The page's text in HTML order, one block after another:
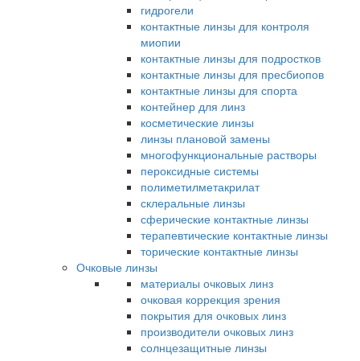
гидрогели
контактные линзы для контроля
миопии
контактные линзы для подростков
контактные линзы для пресбиопов
контактные линзы для спорта
контейнер для линз
косметические линзы
линзы плановой замены
многофункциональные растворы
пероксидные системы
полиметилметакрилат
склеральные линзы
сферические контактные линзы
терапевтические контактные линзы
торические контактные линзы
Очковые линзы
материалы очковых линз
очковая коррекция зрения
покрытия для очковых линз
производители очковых линз
солнцезащитные линзы